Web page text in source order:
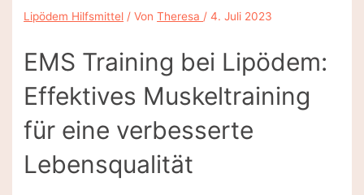
Lipödem Hilfsmittel / VonTheresa /4. Juli 2023
EMS Training bei Lipödem:
Effektives Muskeltraining
für eine verbesserte
Lebensqualität